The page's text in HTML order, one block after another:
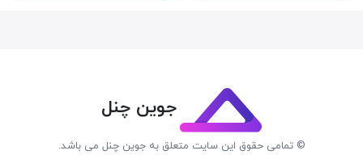
جوین چنل
© تمامی حقوق این سایت متعلق به جوین چنل می باشد.